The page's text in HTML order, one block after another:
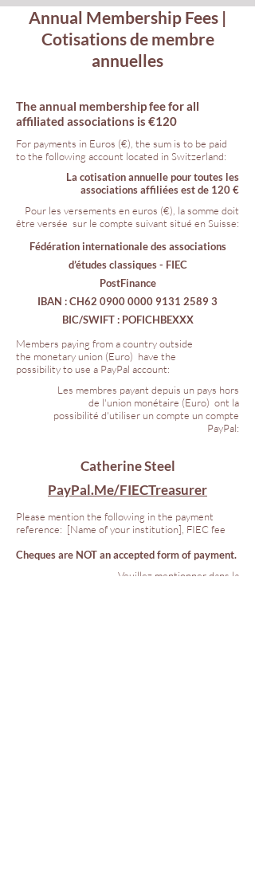
Annual Membership Fees |
Cotisations de membre
annuelles
The annual membership fee for all
affiliated associations is €120
For payments in Euros (€), the sum is to be paid
to the following account located in Switzerland:
La cotisation annuelle pour toutes les
associations affiliées est de 120 €
Pour les versements en euros (€), la somme doit
être versée sur le compte suivant situé en Suisse:
Fédération internationale des associations
d’études classiques - FIEC
PostFinance
IBAN : CH62 0900 0000 9131 2589 3
BIC/SWIFT : POFICHBEXXX
Members paying from a country outside
the monetary union (Euro) have the
possibility to use a PayPal account:
Les membres payant depuis un pays hors
de l'union monétaire (Euro) ont la
possibilité d'utiliser un compte un compte
PayPal:
Catherine Steel
PayPal.Me/FIECTreasurer
Please mention the following in the payment
reference: [Name of your institution], FIEC fee
Cheques are NOT an accepted form of payment.
Veuillez mentionner dans la